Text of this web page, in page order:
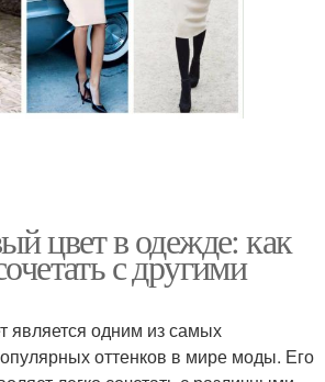
цвет в одежде: как
с другими
является одним из самых
оттенков в мире моды. Его